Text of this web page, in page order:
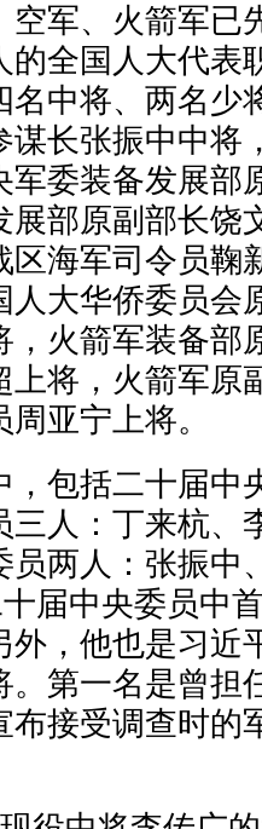
空军、火箭军已
的全国人大代表
名中将、两名少
谋长张振中中将
军委装备发展部
展部原副部长饶
区海军司令员鞠
人大华侨委员会
，火箭军装备部
上将，火箭军原
亚宁上将。
包括二十届中
三人：丁来杭、
员两人：张振中
届中央委员中
外，他也是习近
。第一名是曾担
布接受调查时的